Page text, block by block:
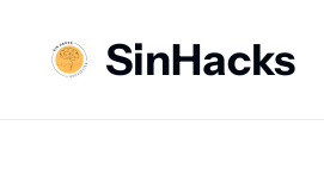
SinHacks